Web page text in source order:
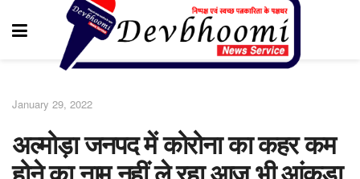
January 29, 2022
अल्मोड़ा जनपद में कोरोना का कहर कम